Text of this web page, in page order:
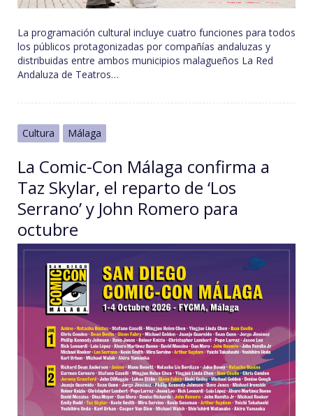
La programación cultural incluye cuatro funciones para todos
los públicos protagonizadas por compañías andaluzas y
distribuidas entre ambos municipios malagueños La Red
Andaluza de Teatros…
Cultura Málaga
La Comic-Con Málaga confirma a
Taz Skylar, el reparto de ‘Los
Serrano’ y John Romero para
octubre